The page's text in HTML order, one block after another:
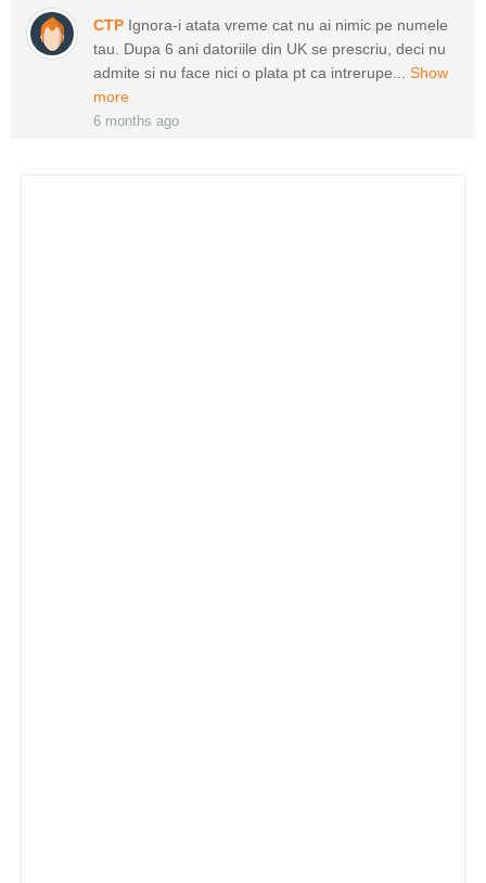
CTP Ignora-i atata vreme cat nu ai nimic pe numele
tau. Dupa 6 ani datoriile din UK se prescriu, deci nu
admite si nu face nici o plata pt ca intrerupe...
Show
more
6 months ago